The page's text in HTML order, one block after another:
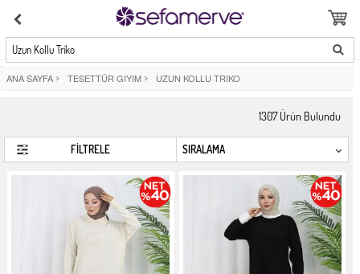
Uzun Kollu Triko
ANA SAYFA > TESETTÜR GIYIM > UZUN KOLLU TRIKO
1307Ürün Bulundu
FİLTRELE